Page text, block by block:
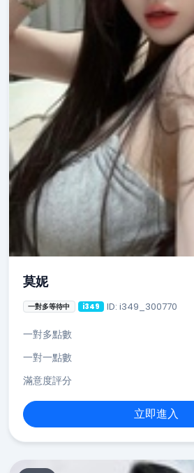
莫妮
一對多等待中 i349 ID: i349_300770
一對多點數
一對一點數
滿意度評分
立即進入